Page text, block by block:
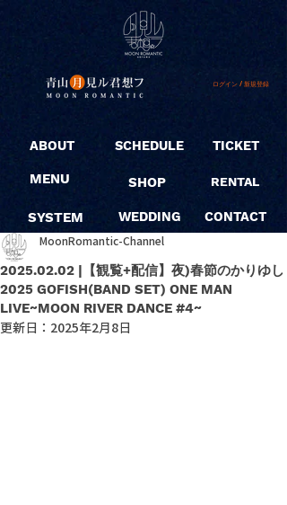
ログイン / 新規登録
ABOUT
MENU
SYSTEM
SCHEDULE
SHOP
WEDDING
TICKET
RENTAL
CONTACT
2025.02.02 |【観覧+配信】夜)春節のかりゆし
2025 GOFISH(BAND SET) ONE MAN
LIVE~MOON RIVER DANCE #4~
MoonRomantic-Channel
更新日： 2025年2月8日